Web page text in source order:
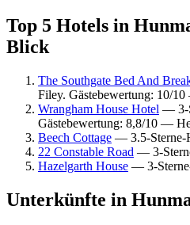
Top 5 Hotels in
Blick
The Southgate Bed And
Filey. Gästebewertung: 10/
Wrangham House Hotel — 3-
Gästebewertung: 8,8/10 —
Beech Cottage — 3.5-Sterne-
22 Constable Road — 3-
Hazelgarth House — 3-
Unterkünfte in